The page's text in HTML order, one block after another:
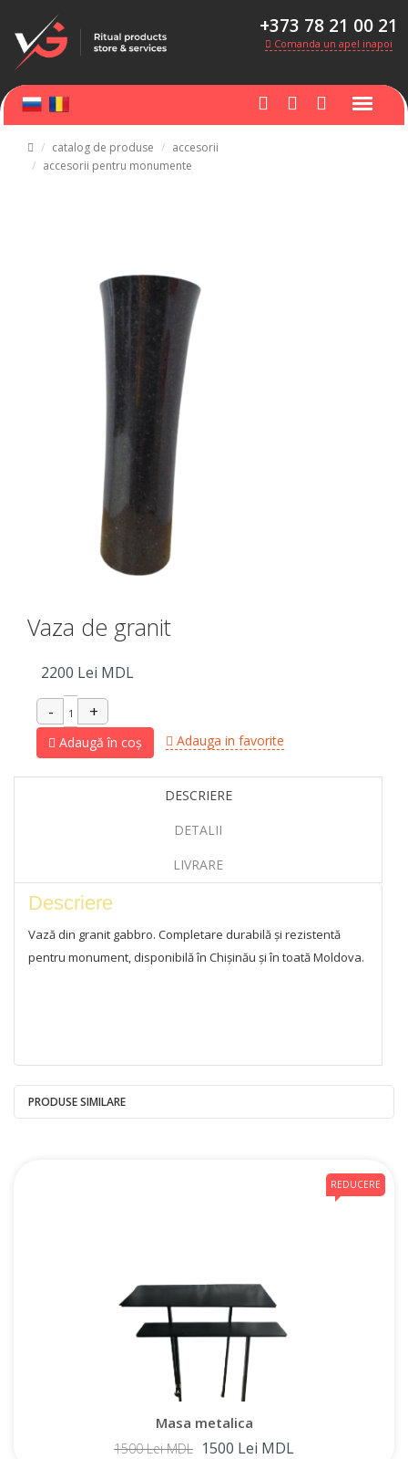
+373 78 21 00 21
Comanda un apel inapoi
catalog de produse
accesorii
accesorii pentru monumente
Vaza de granit
2200 Lei MDL
Adaugă în coș Adauga in favorite
DESCRIERE
DETALII
LIVRARE
Descriere
Vază din granit gabbro. Completare durabilă și rezistentă
pentru monument, disponibilă în Chișinău și în toată Moldova.
PRODUSE SIMILARE
REDUCERE
Masa metalica
1500 Lei MDL 1500 Lei MDL